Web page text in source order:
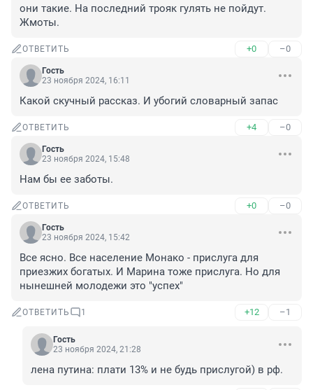
они такие. На последний трояк гулять не пойдут.
Жмоты.
ОТВЕТИТЬ +0 –0
Гость
23 ноября 2024, 16:11
Какой скучный рассказ. И убогий словарный запас
ОТВЕТИТЬ +4 –0
Гость
23 ноября 2024, 15:48
Нам бы ее заботы.
ОТВЕТИТЬ +0 –0
Гость
23 ноября 2024, 15:42
Все ясно. Все население Монако - прислуга для
приезжих богатых. И Марина тоже прислуга. Но для
нынешней молодежи это "успех"
ОТВЕТИТЬ 1 +12 –1
Гость
23 ноября 2024, 21:28
лена путина: плати 13% и не будь прислугой) в рф.